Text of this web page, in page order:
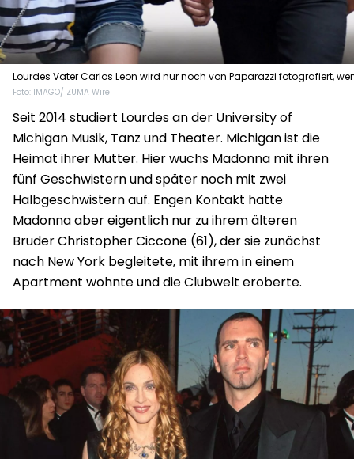
Lourdes Vater Carlos Leon wird nur noch von Paparazzi fotografiert,
er wie hier 2008 mit seiner Tochter unterwegs ist.
Foto: IMAGO/ ZUMA Wire
Seit 2014 studiert Lourdes an der University of
Michigan Musik, Tanz und Theater. Michigan ist die
Heimat ihrer Mutter. Hier wuchs Madonna mit ihren
fünf Geschwistern und später noch mit zwei
Halbgeschwistern auf. Engen Kontakt hatte
Madonna aber eigentlich nur zu ihrem älteren
Bruder Christopher Ciccone (61), der sie zunächst
nach New York begleitete, mit ihrem in einem
Apartment wohnte und die Clubwelt eroberte.